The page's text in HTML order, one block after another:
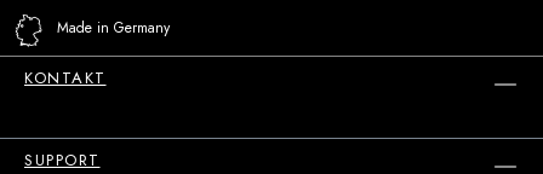
Made in Germany
KONTAKT
SUPPORT